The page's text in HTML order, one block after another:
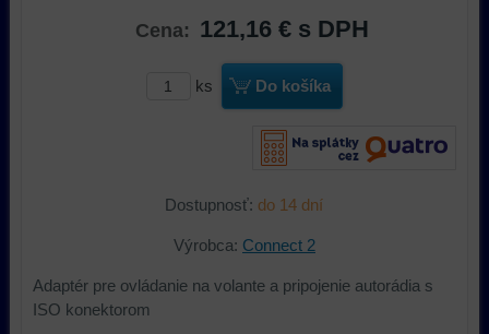
Cena: 121,16 € s DPH
ks Do košíka
Dostupnosť: do 14 dní
Výrobca: Connect 2
Adaptér pre ovládanie na volante a pripojenie autorádia s
ISO konektorom